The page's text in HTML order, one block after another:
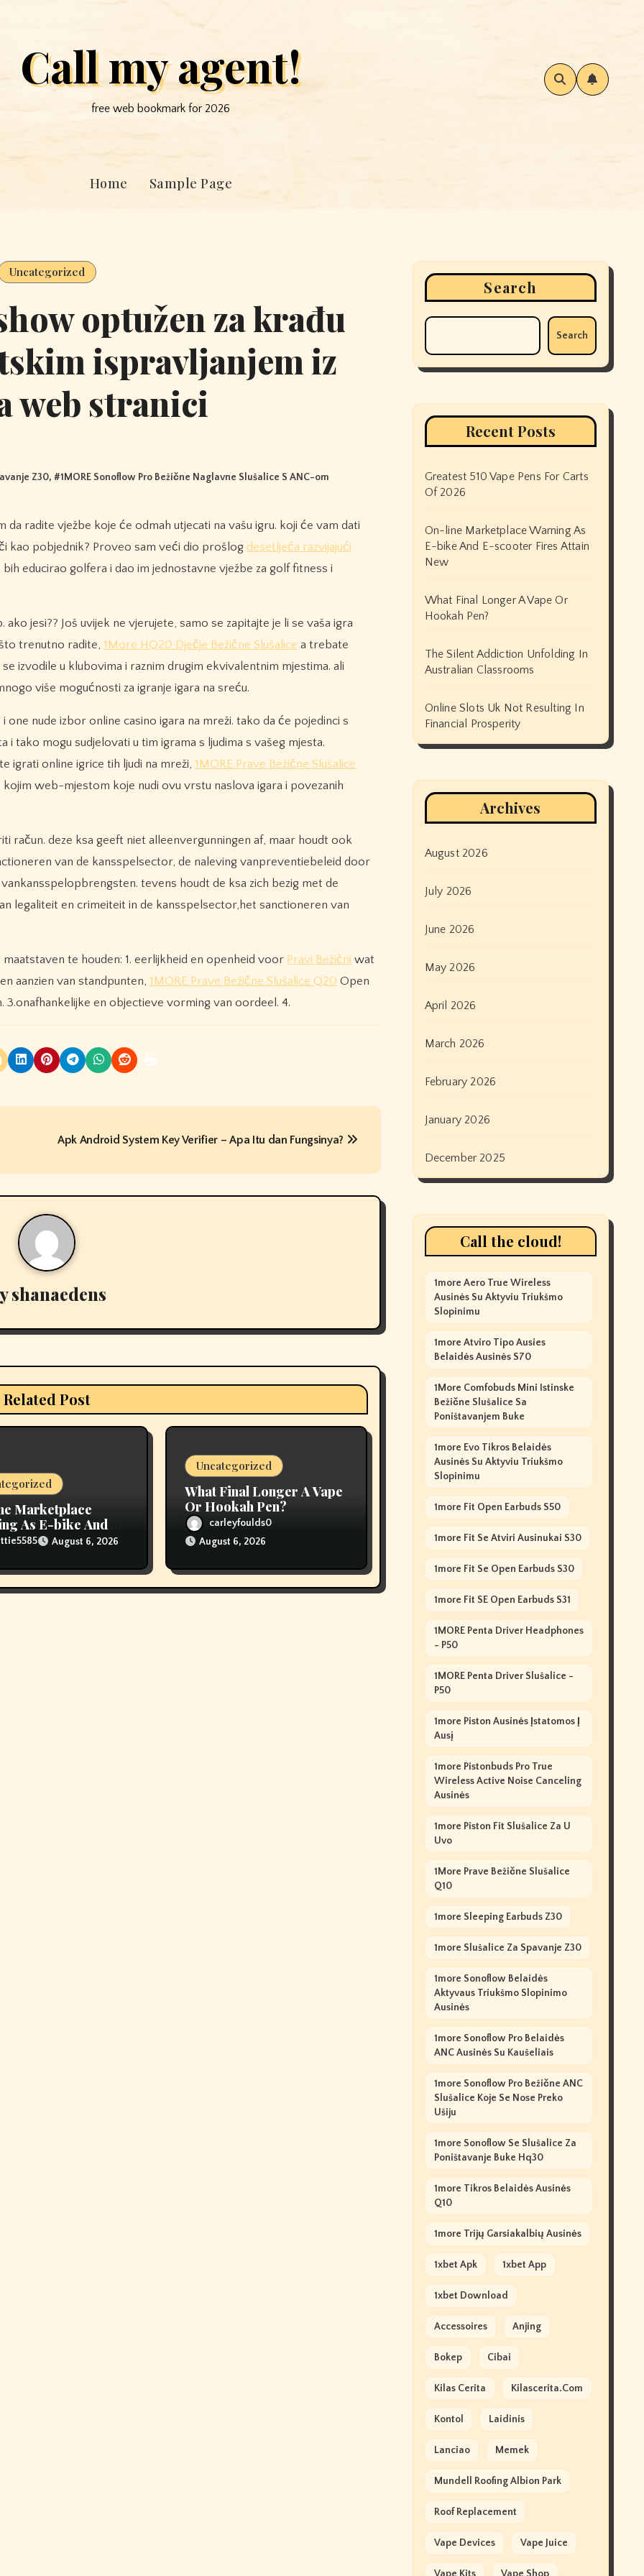
Call my agent!
free web bookmark for 2026
Home Sample Page
Uncategorized
optužen za krađu
ispravljanjem iz
web stranici
Z30, #1MORE Sonoflow Pro Bežične Naglavne Slušalice S ANC-om
kao pobjednik? Proveo sam veći dio prošlog desetljeća razvijajući
educirao golfera i dao im jednostavne vježbe za golf fitness i
ako jesi?? Još uvijek ne vjerujete, samo se zapitajte je li se vaša igra
trenutno radite, 1More HQ20 Dječje Bežične Slušalice a trebate
izvodile u klubovima i raznim drugim ekvivalentnim mjestima. ali
više mogućnosti za igranje igara na sreću.
nude izbor online casino igara na mreži. tako da će pojedinci s
tako mogu sudjelovati u tim igrama s ljudima s vašeg mjesta.
igrati online igrice tih ljudi na mreži, 1MORE Prave Bežične Slušalice
web-mjestom koje nudi ovu vrstu naslova igara i povezanih
deze ksa geeft niet alleenvergunningen af, maar houdt ook
van de kansspelsector, de naleving vanpreventiebeleid door
tevens houdt de ksa zich bezig met de
legaliteit en crimeiteit in de kansspelsector,het sanctioneren van
te houden: 1. eerlijkheid en openheid voor Pravi Bežični wat
aanzien van standpunten, 1MORE Prave Bežične Slušalice Q20 Open
3.onafhankelijke en objectieve vorming van oordeel. 4.
Apk Android System Key Verifier – Apa Itu dan Fungsinya?
shanaedens
Related Post
Marketplace
As E-bike And E-
Fires Attain New
August 6, 2026
Uncategorized
What Final Longer A Vape
Or Hookah Pen?
carleyfoulds0
August 6, 2026
Search
Search
Recent Posts
Greatest 510 Vape Pens For Carts
Of 2026
On-line Marketplace Warning As
E-bike And E-scooter Fires Attain
New
What Final Longer A Vape Or
Hookah Pen?
The Silent Addiction Unfolding In
Australian Classrooms
Online Slots Uk Not Resulting In
Financial Prosperity
Archives
August 2026
July 2026
June 2026
May 2026
April 2026
March 2026
February 2026
January 2026
December 2025
Call the cloud!
1more Aero True Wireless
Ausinės Su Aktyviu Triukšmo
Slopinimu
1more Atviro Tipo Ausies
Belaidės Ausinės S70
1More Comfobuds Mini Istinske
Bežične Slušalice Sa
Poništavanjem Buke
1more Evo Tikros Belaidės
Ausinės Su Aktyviu Triukšmo
Slopinimu
1more Fit Open Earbuds S50
1more Fit Se Atviri Ausinukai S30
1more Fit Se Open Earbuds S30
1more Fit SE Open Earbuds S31
1MORE Penta Driver Headphones
- P50
1MORE Penta Driver Slušalice -
P50
1more Piston Ausinės Įstatomos Į
Ausį
1more Pistonbuds Pro True
Wireless Active Noise Canceling
Ausinės
1more Piston Fit Slušalice Za U
Uvo
1More Prave Bežične Slušalice
Q10
1more Sleeping Earbuds Z30
1more Slušalice Za Spavanje Z30
1more Sonoflow Belaidės
Aktyvaus Triukšmo Slopinimo
Ausinės
1more Sonoflow Pro Belaidės
ANC Ausinės Su Kaušeliais
1more Sonoflow Pro Bežične ANC
Slušalice Koje Se Nose Preko
Ušiju
1more Sonoflow Se Slušalice Za
Poništavanje Buke Hq30
1more Tikros Belaidės Ausinės
Q10
1more Trijų Garsiakalbių Ausinės
1xbet Apk 1xbet App
1xbet Download
Accessoires Anjing
Bokep Cibai
Kilas Cerita Kilascerita.com
Kontol Laidinis
Lanciao Memek
Mundell Roofing Albion Park
Roof Replacement
Vape Devices Vape Juice